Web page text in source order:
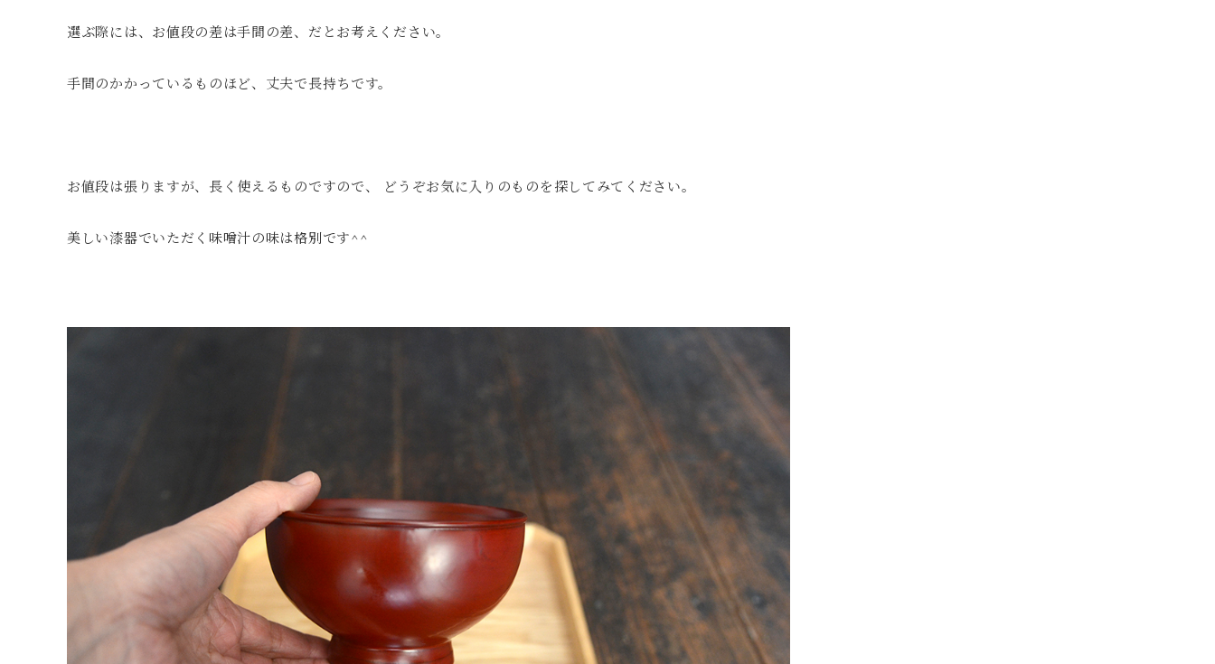
選ぶ際には、お値段の差は手間の差、だとお考えください。
手間のかかっているものほど、丈夫で長持ちです。
お値段は張りますが、長く使えるものですので、 どうぞお気に入りのものを探してみてください。
美しい漆器でいただく味噌汁の味は格別です^^